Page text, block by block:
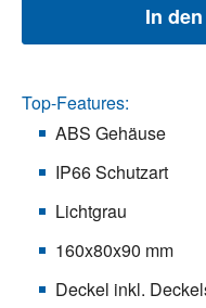
In
Top-Features:
ABS Gehäuse
IP66 Schutzart
Lichtgrau
160x80x90 mm
Deckel inkl.